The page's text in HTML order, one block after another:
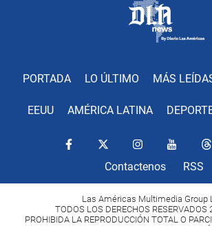
PORTADA LO ÚLTIMO MÁS
EEUU AMÉRICA LATINA
Contactenos RSS
Las Américas Multimedia Group
TODOS LOS DERECHOS RESERVADOS
PROHIBIDA LA REPRODUCCIÓN TOTAL O